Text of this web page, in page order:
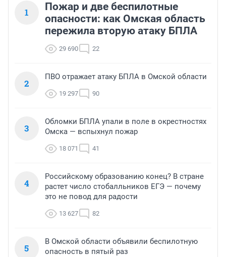
1
Пожар и две беспилотные
опасности: как Омская область
пережила вторую атаку БПЛА
29 690 22
2
ПВО отражает атаку БПЛА в Омской области
19 297 90
3
Обломки БПЛА упали в поле в окрестностях
Омска — вспыхнул пожар
18 071 41
4
Российскому образованию конец? В стране
растет число стобалльников ЕГЭ — почему
это не повод для радости
13 627 82
5
В Омской области объявили беспилотную
опасность в пятый раз